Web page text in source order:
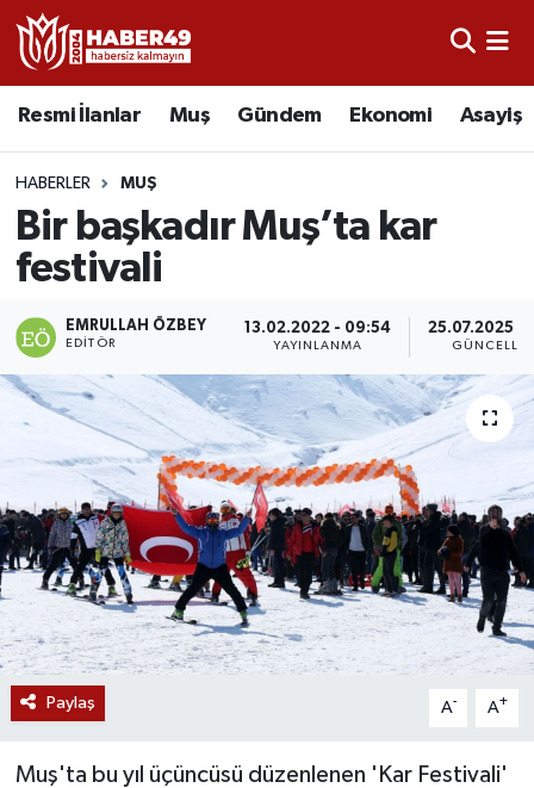
Resmi İlanlar Muş Gündem Ekonomi Asayiş
HABERLER MUŞ
Bir başkadır Muş’ta kar
festivali
EMRULLAH ÖZBEY
EDITÖR
13.02.2022 - 09:54
YAYINLANMA
25.07.2025 -
Paylaş A- A+
Muş'ta bu yıl üçüncüsü düzenlenen 'Kar Festivali'
Resmi İlanlar
Asayiş
Bölge
Eğitim
Ekonomi
Sağlık
Gündem
Spor
Siyaset
Teknoloji
Kültür Sanat
Uşak Nöbetçi Eczaneler
Uşak Hava Durumu
Uşak Namaz Vakitleri
Uşak Trafik Yoğunluk Haritası
TFF 2.Lig Kırmızı Grup Puan Durumu ve Fikstür
Tüm Manşetler
Son Dakika Haberleri
Haber Arşivi